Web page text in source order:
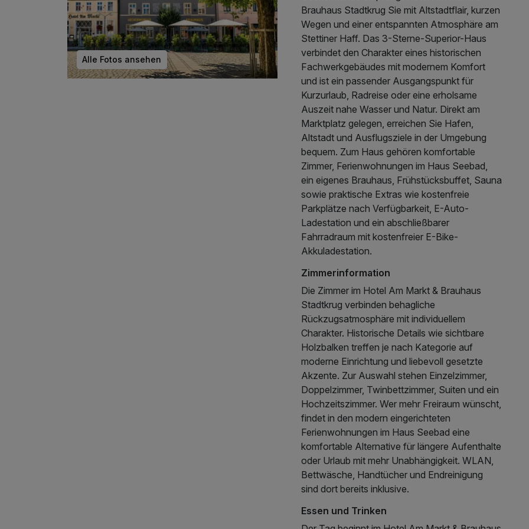
Alle Fotos ansehen
Brauhaus Stadtkrug Sie mit Altstadtflair, kurzen
Wegen und einer entspannten Atmosphäre am
Stettiner Haff. Das 3-Sterne-Superior-Haus
verbindet den Charakter eines historischen
Fachwerkgebäudes mit modernem Komfort
und ist ein passender Ausgangspunkt für
Kurzurlaub, Radreise oder eine erholsame
Auszeit nahe Wasser und Natur. Direkt am
Marktplatz gelegen, erreichen Sie Hafen,
Altstadt und Ausflugsziele in der Umgebung
bequem. Zum Haus gehören komfortable
Zimmer, Ferienwohnungen im Haus Seebad,
ein eigenes Brauhaus, Frühstücksbuffet, Sauna
sowie praktische Extras wie kostenfreie
Parkplätze nach Verfügbarkeit, E-Auto-
Ladestation und ein abschließbarer
Fahrradraum mit kostenfreier E-Bike-
Akkuladestation.
Zimmerinformation
Die Zimmer im Hotel Am Markt & Brauhaus
Stadtkrug verbinden behagliche
Rückzugsatmosphäre mit individuellem
Charakter. Historische Details wie sichtbare
Holzbalken treffen je nach Kategorie auf
moderne Einrichtung und liebevoll gesetzte
Akzente. Zur Auswahl stehen Einzelzimmer,
Doppelzimmer, Twinbettzimmer, Suiten und ein
Hochzeitszimmer. Wer mehr Freiraum wünscht,
findet in den modern eingerichteten
Ferienwohnungen im Haus Seebad eine
komfortable Alternative für längere Aufenthalte
oder Urlaub mit mehr Unabhängigkeit. WLAN,
Bettwäsche, Handtücher und Endreinigung
sind dort bereits inklusive.
Essen und Trinken